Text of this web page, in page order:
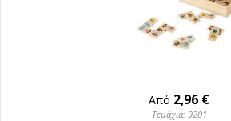
Από 2,96 €
Τεμάχια: 9201